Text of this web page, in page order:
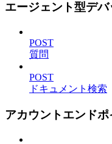
エージェント型デ
POST
質問
POST
ドキュメント検索
アカウントエンドポ